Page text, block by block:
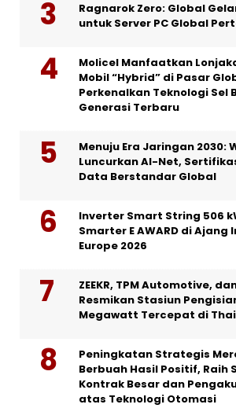
Ragnarok Zero: Global
untuk Server PC Global
Molicel Manfaatkan
Mobil “Hybrid” di Pasar
Perkenalkan Teknologi Sel
Generasi Terbaru
Menuju Era Jaringan 2030:
Luncurkan AI-Net,
Data Berstandar Global
Inverter Smart String 506
Smarter E AWARD di Ajang
Europe 2026
ZEEKR, TPM Automotive, dan
Resmikan Stasiun
Megawatt Tercepat di
Peningkatan Strategis
Berbuah Hasil Positif, Raih
Kontrak Besar dan
atas Teknologi Otomasi